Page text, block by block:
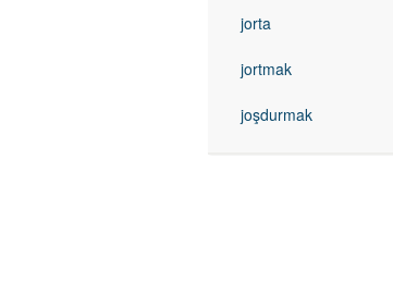
jorta
jortmak
joşdurmak